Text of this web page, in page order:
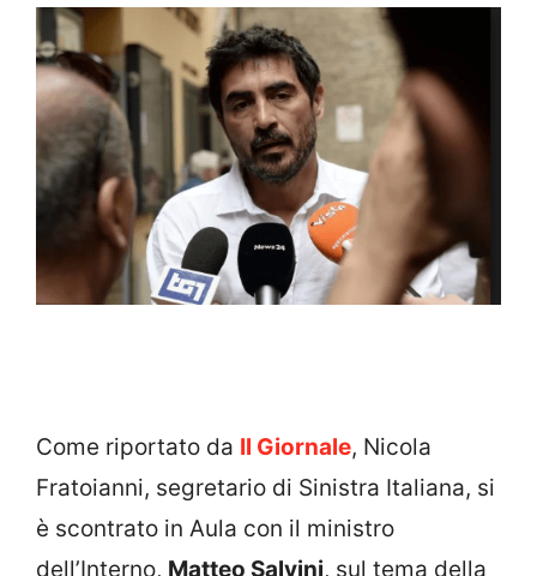
Come riportato da Il Giornale, Nicola
Fratoianni, segretario di Sinistra Italiana, si
è scontrato in Aula con il ministro
dell’Interno, Matteo Salvini, sul tema della